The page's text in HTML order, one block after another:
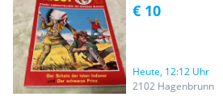
€ 10
Heute, 12:12 Uhr
2102 Hagenbrunn